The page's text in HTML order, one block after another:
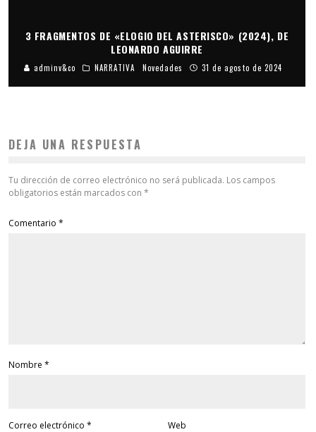
3 FRAGMENTOS DE «ELOGIO DEL ASTERISCO» (2024), DE
LEONARDO AGUIRRE
adminv&co NARRATIVA Novedades 31 de agosto de 2024
DEJA UNA RESPUESTA
Tu dirección de correo electrónico no será publicada. Los campos
obligatorios están marcados con *
Comentario *
Nombre *
Correo electrónico * Web